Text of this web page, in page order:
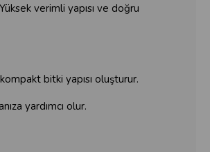
verimli yapısı ve doğru
bitki yapısı oluşturur.
yardımcı olur.